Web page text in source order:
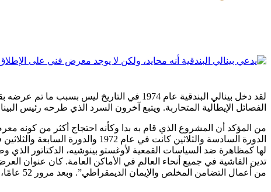
لقد دخل بينالي البندقية عام 1974 في
الفصائل الإيطالية المتحاربة. ويتبع آخرون السرد الذي طرحه رئيس
من المؤكد أن المشروع الذي قام به بدا وكأنه احتجاج أكثر من كونه
لها كمظاهرة ضد السياسات القمعية لأوغستو بينوشيه، الدكتاتور
من أعمال التضامن المخلص والإيمان الديمقراطي”. وبعد مرور 52 عامًا، أصبح هذا النوع من البادرة لا يمكن تصوره الآن.